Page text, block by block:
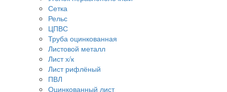
Сетка
Рельс
ЦПВС
Труба оцинкованная
Листовой металл
Лист х/к
Лист рифлёный
ПВЛ
Оцинкованный лист